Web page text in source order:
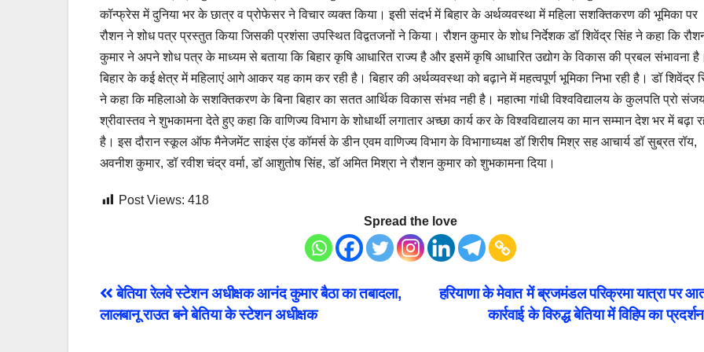
कॉन्फ्रेस में दुनिया भर के छात्र व प्रोफेसर ने विचार व्यक्त किया। इसी संदर्भ में बिहार के अर्थव्यवस्था में महिला सशक्तिकरण की भूमिका पर
रौशन ने शोध पत्र प्रस्तुत किया जिसकी प्रशंसा उपस्थित विद्वतजनों ने किया। रौशन कुमार के शोध निर्देशक डॉ शिवेंद्र सिंह ने कहा कि
कुमार ने अपने शोध पत्र के माध्यम से बताया कि बिहार कृषि आधारित राज्य है और इसमें कृषि आधारित उद्योग के विकास की प्रबल संभावना है।
बिहार के कई क्षेत्र में महिलाएं आगे आकर यह काम कर रही है। बिहार की अर्थव्यवस्था को बढ़ाने में महत्वपूर्ण भूमिका निभा रही है। डॉ शिवेंद्र
ने कहा कि महिलाओ के सशक्तिकरण के बिना बिहार का सतत आर्थिक विकास संभव नही है। महात्मा गांधी विश्वविद्यालय के कुलपति प्रो
श्रीवास्तव ने शुभकामना देते हुए कहा कि वाणिज्य विभाग के शोधार्थी लगातार अच्छा कार्य कर के विश्वविद्यालय का मान सम्मान देश भर में बढ़ा
है। इस दौरान स्कूल ऑफ मैनेजमेंट साइंस एंड कॉमर्स के डीन एवम वाणिज्य विभाग के विभागाध्यक्ष डॉ शिरीष मिश्र सह आचार्य डॉ सुब्रत रॉय,
अवनीश कुमार, डॉ रवीश चंद्र वर्मा, डॉ आशुतोष सिंह, डॉ अमित मिश्रा ने रौशन कुमार को शुभकामना दिया।
Post Views: 418
Spread the love
Post
navigation
हरियाणा के मेवात में ब्रजमंडल परिक्रमा यात्रा पर
कार्रवाई के विरुद्ध बेतिया में विहिप का प्रदर्शन
बेतिया रेलवे स्टेशन अधीक्षक आनंद कुमार बैठा का तबादला,
लालबानू राउत बने बेतिया के स्टेशन अधीक्षक